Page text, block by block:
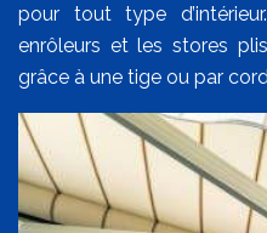
pour tout type
enrôleurs et les stores
grâce à une tige ou par